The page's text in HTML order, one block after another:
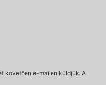
követően e-mailen küldjük. A